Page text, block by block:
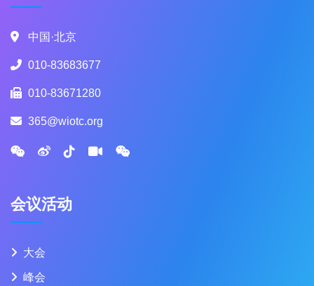
中国·北京
010-83683677
010-83671280
365@wiotc.org
会议活动
大会
峰会